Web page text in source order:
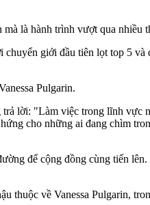
là hành trình vượt qua
giới đầu tiên lọt top 5
Pulgarin.
lời: "Làm việc trong lĩnh vực
cho những ai đang chìm
để cộng đồng cùng tiến
thuộc về Vanessa Pulgarin,